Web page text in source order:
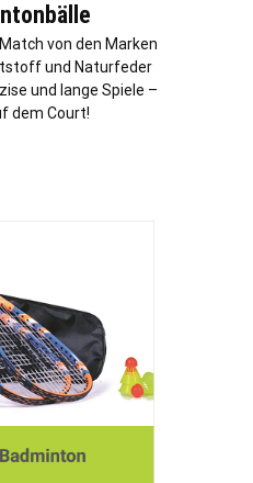
von den Marken
und Naturfeder
und lange Spiele –
dem Court!